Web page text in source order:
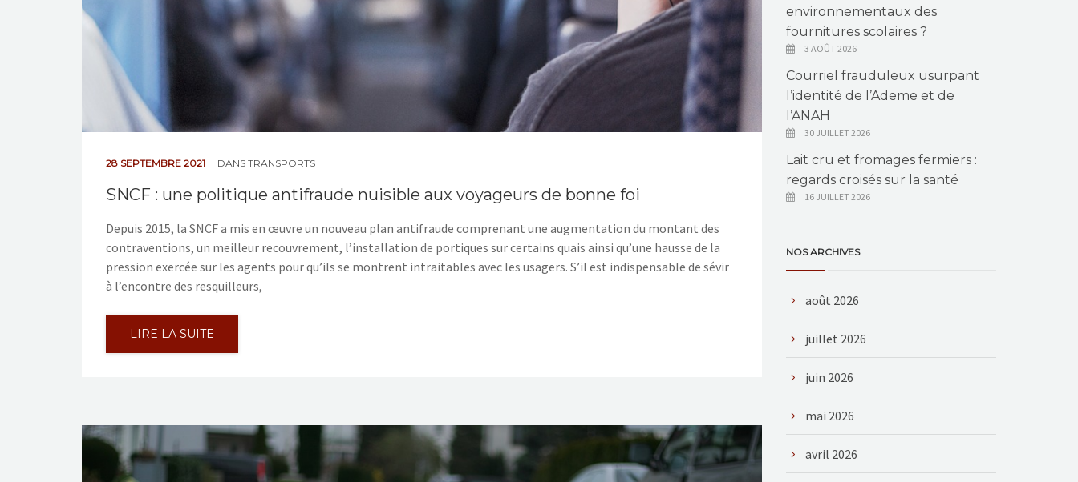
28 SEPTEMBRE 2021 DANS TRANSPORTS
SNCF : une politique antifraude nuisible aux voyageurs de bonne foi
Depuis 2015, la SNCF a mis en œuvre un nouveau plan antifraude comprenant une augmentation du montant des
contraventions, un meilleur recouvrement, l’installation de portiques sur certains quais ainsi qu’une hausse de la
pression exercée sur les agents pour qu’ils se montrent intraitables avec les usagers. S’il est indispensable de sévir
à l’encontre des resquilleurs,
LIRE LA SUITE
environnementaux des
fournitures scolaires ?
3 AOÛT 2026
Courriel frauduleux usurpant
l’identité de l’Ademe et de
l’ANAH
30 JUILLET 2026
Lait cru et fromages fermiers :
regards croisés sur la santé
16 JUILLET 2026
NOS ARCHIVES
août 2026
juillet 2026
juin 2026
mai 2026
avril 2026